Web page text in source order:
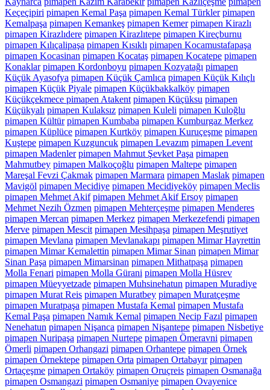
Keçeçipiri pimapen Kemal Paşa pimapen Kemal Türkler pimapen
Kemalpaşa pimapen Kemankeş pimapen Kemer pimapen Kirazlı
pimapen Kirazlıdere pimapen Kirazlıtepe pimapen Kireçburnu
pimapen Kılıçalipaşa pimapen Kısıklı pimapen Kocamustafapaşa
pimapen Kocasinan pimapen Kocataş pimapen Kocatepe pimapen
Konaklar pimapen Kordonboyu pimapen Kozyatağı pimapen
Küçük Ayasofya pimapen Küçük Çamlıca pimapen Küçük Kılıçlı
pimapen Küçük Piyale pimapen Küçükbakkalköy pimapen
Küçükçekmece pimapen Atakent pimapen Küçüksu pimapen
Küçükyalı pimapen Kulaksız pimapen Kuleli pimapen Kuloğlu
pimapen Kültür pimapen Kumbaba pimapen Kumburgaz Merkez
pimapen Küplüce pimapen Kurtköy pimapen Kuruçeşme pimapen
Kuştepe pimapen Kuzguncuk pimapen Levazım pimapen Levent
pimapen Madenler pimapen Mahmut Şevket Paşa pimapen
Mahmutbey pimapen Malkoçoğlu pimapen Maltepe pimapen
Mareşal Fevzi Çakmak pimapen Marmara pimapen Maslak pimapen
Mavigöl pimapen Mecidiye pimapen Mecidiyeköy pimapen Meclis
pimapen Mehmet Akif pimapen Mehmet Akif Ersoy pimapen
Mehmet Nezih Özmen pimapen Mehterçeşme pimapen Menderes
pimapen Mercan pimapen Merkez pimapen Merkezefendi pimapen
Merve pimapen Mescit pimapen Mesihpaşa pimapen Meşrutiyet
pimapen Mevlana pimapen Mevlanakapı pimapen Mimar Hayrettin
pimapen Mimar Kemalettin pimapen Mimar Sinan pimapen Mimar
Sinan Paşa pimapen Mimarsinan pimapen Mithatpaşa pimapen
Molla Fenari pimapen Molla Gürani pimapen Molla Hüsrev
pimapen Müeyyetzade pimapen Muhsinehatun pimapen Muradiye
pimapen Murat Reis pimapen Muratbey pimapen Muratçeşme
pimapen Muratpaşa pimapen Mustafa Kemal pimapen Mustafa
Kemal Paşa pimapen Namık Kemal pimapen Necip Fazıl pimapen
Nenehatun pimapen Nişanca pimapen Nişantepe pimapen Nisbetiye
pimapen Nuripaşa pimapen Nurtepe pimapen Ömeravni pimapen
Ömerli pimapen Orhangazi pimapen Orhantepe pimapen Örnek
pimapen Örnektepe pimapen Orta pimapen Ortabayır pimapen
Ortaçeşme pimapen Ortaköy pimapen Oruçreis pimapen Osmanağa
pimapen Osmangazi pimapen Osmaniye pimapen Ovayenice